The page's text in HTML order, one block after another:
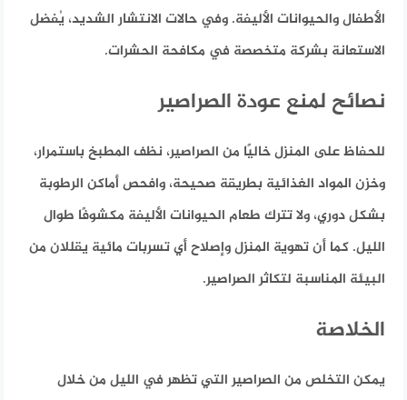
الأطفال والحيوانات الأليفة. وفي حالات الانتشار الشديد، يُفضل
الاستعانة بشركة متخصصة في مكافحة الحشرات.
نصائح لمنع عودة الصراصير
للحفاظ على المنزل خاليًا من الصراصير، نظف المطبخ باستمرار،
وخزن المواد الغذائية بطريقة صحيحة، وافحص أماكن الرطوبة
بشكل دوري، ولا تترك طعام الحيوانات الأليفة مكشوفًا طوال
الليل. كما أن تهوية المنزل وإصلاح أي تسربات مائية يقللان من
البيئة المناسبة لتكاثر الصراصير.
الخلاصة
يمكن التخلص من الصراصير التي تظهر في الليل من خلال